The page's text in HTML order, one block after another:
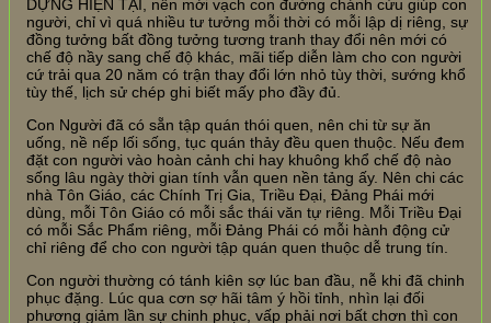
DỰNG HIỆN TẠI, nên mới vạch con đường chánh cứu giúp con
người, chỉ vì quá nhiều tư tưởng mỗi thời có mỗi lập dị riêng, sự
đồng tưởng bất đồng tưởng tương tranh thay đổi nên mới có
chế độ nầy sang chế độ khác, mãi tiếp diễn làm cho con người
cứ trải qua 20 năm có trận thay đổi lớn nhỏ tùy thời, sướng khổ
tùy thế, lịch sử chép ghi biết mấy pho đầy đủ.
Con Người đã có sẵn tập quán thói quen, nên chi từ sự ăn
uống, nề nếp lối sống, tục quán thảy đều quen thuộc. Nếu đem
đặt con người vào hoàn cảnh chi hay khuông khổ chế độ nào
sống lâu ngày thời gian tính vẫn quen nền tảng ấy. Nên chi các
nhà Tôn Giáo, các Chính Trị Gia, Triều Đại, Đảng Phái mới
dùng, mỗi Tôn Giáo có mỗi sắc thái văn tự riêng. Mỗi Triều Đại
có mỗi Sắc Phẩm riêng, mỗi Đảng Phái có mỗi hành động cử
chỉ riêng để cho con người tập quán quen thuộc dễ trung tín.
Con người thường có tánh kiên sợ lúc ban đầu, nễ khi đã chinh
phục đặng. Lúc qua cơn sợ hãi tâm ý hồi tỉnh, nhìn lại đối
phương giảm lần sự chinh phục, vấp phải nơi bất chơn thì con